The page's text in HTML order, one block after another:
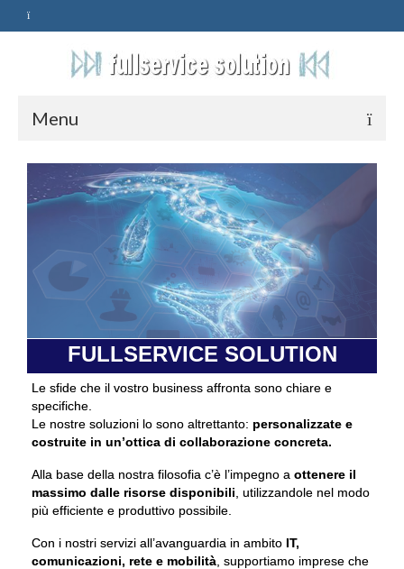
Menu
HOME
SERVIZI
ASSISTENZA
POLITICA
Qualità
PRIVACY
CONTATTI
FULLSERVICE SOLUTION
Le sfide che il vostro business affronta sono chiare e
specifiche.
Le nostre soluzioni lo sono altrettanto: personalizzate e
costruite in un’ottica di collaborazione concreta.
Alla base della nostra filosofia c’è l’impegno a ottenere il
massimo dalle risorse disponibili , utilizzandole nel modo
più efficiente e produttivo possibile.
Con i nostri servizi all’avanguardia in ambito IT,
comunicazioni, rete e mobilità , supportiamo imprese che